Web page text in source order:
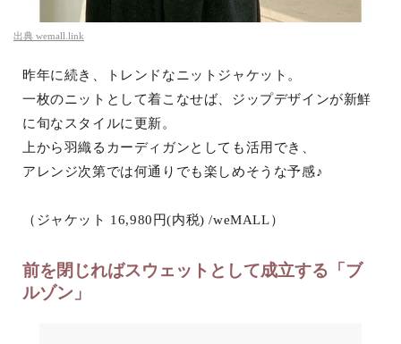
出典 wemall.link
昨年に続き、トレンドなニットジャケット。
一枚のニットとして着こなせば、ジップデザインが新鮮
に旬なスタイルに更新。
上から羽織るカーディガンとしても活用でき、
アレンジ次第では何通りでも楽しめそうな予感♪
（ジャケット 16,980円(内税) /weMALL）
前を閉じればスウェットとして成立する「ブ
ルゾン」